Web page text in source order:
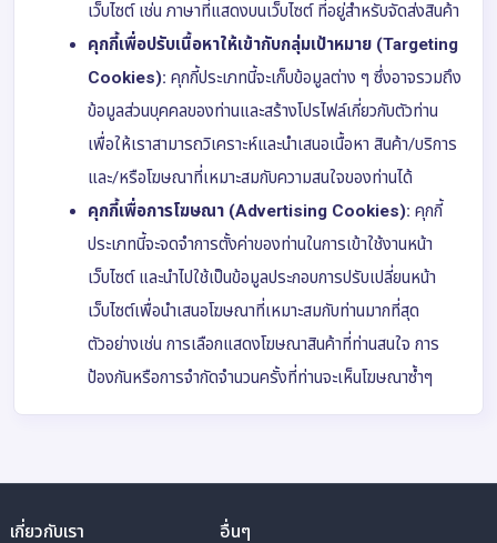
เว็บไซต์ เช่น ภาษาที่แสดงบนเว็บไซต์ ที่อยู่สำหรับจัดส่งสินค้า
คุกกี้เพื่อปรับเนื้อหาให้เข้ากับกลุ่มเป้าหมาย (Targeting
Cookies): คุกกี้ประเภทนี้จะเก็บข้อมูลต่าง ๆ ซึ่งอาจรวมถึง
ข้อมูลส่วนบุคคลของท่านและสร้างโปรไฟล์เกี่ยวกับตัวท่าน
เพื่อให้เราสามารถวิเคราะห์และนำเสนอเนื้อหา สินค้า/บริการ
และ/หรือโฆษณาที่เหมาะสมกับความสนใจของท่านได้
คุกกี้เพื่อการโฆษณา (Advertising Cookies): คุกกี้
ประเภทนี้จะจดจำการตั้งค่าของท่านในการเข้าใช้งานหน้า
เว็บไซต์ และนำไปใช้เป็นข้อมูลประกอบการปรับเปลี่ยนหน้า
เว็บไซต์เพื่อนำเสนอโฆษณาที่เหมาะสมกับท่านมากที่สุด
ตัวอย่างเช่น การเลือกแสดงโฆษณาสินค้าที่ท่านสนใจ การ
ป้องกันหรือการจำกัดจำนวนครั้งที่ท่านจะเห็นโฆษณาซ้ำๆ
เกี่ยวกับเรา อื่นๆ